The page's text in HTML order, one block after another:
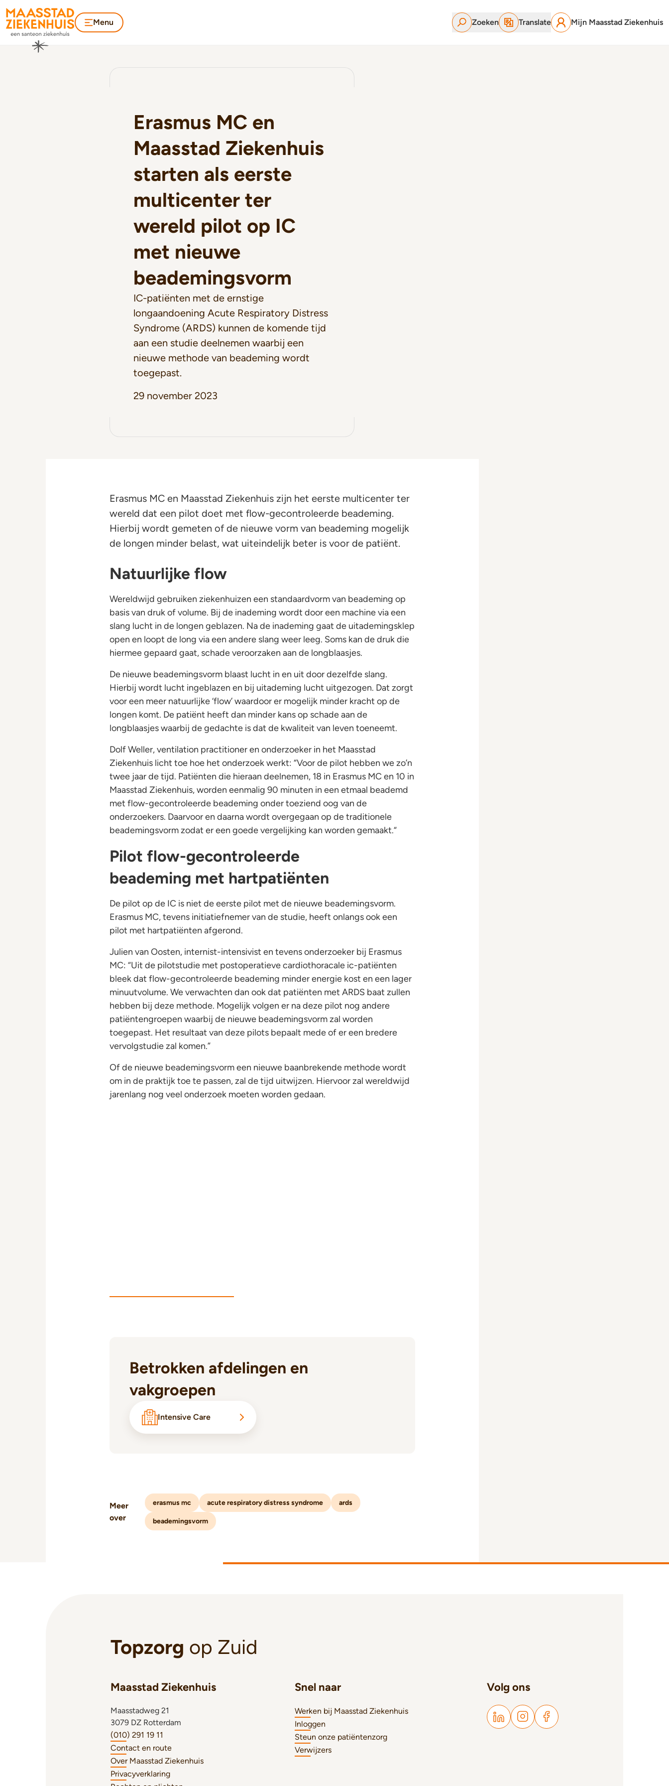
Menu Zoeken Translate Mijn Maasstad Ziekenhuis
Erasmus MC en
Maasstad Ziekenhuis
starten als eerste
multicenter ter
wereld pilot op IC
met nieuwe
beademingsvorm
IC-patiënten met de ernstige
longaandoening Acute Respiratory Distress
Syndrome (ARDS) kunnen de komende tijd
aan een studie deelnemen waarbij een
nieuwe methode van beademing wordt
toegepast.
29 november 2023
Erasmus MC en Maasstad Ziekenhuis zijn het eerste multicenter ter
wereld dat een pilot doet met flow-gecontroleerde beademing.
Hierbij wordt gemeten of de nieuwe vorm van beademing mogelijk
de longen minder belast, wat uiteindelijk beter is voor de patiënt.
Natuurlijke flow
Wereldwijd gebruiken ziekenhuizen een standaardvorm van beademing op
basis van druk of volume. Bij de inademing wordt door een machine via een
slang lucht in de longen geblazen. Na de inademing gaat de uitademingsklep
open en loopt de long via een andere slang weer leeg. Soms kan de druk die
hiermee gepaard gaat, schade veroorzaken aan de longblaasjes.
De nieuwe beademingsvorm blaast lucht in en uit door dezelfde slang.
Hierbij wordt lucht ingeblazen en bij uitademing lucht uitgezogen. Dat zorgt
voor een meer natuurlijke ‘flow’ waardoor er mogelijk minder kracht op de
longen komt. De patiënt heeft dan minder kans op schade aan de
longblaasjes waarbij de gedachte is dat de kwaliteit van leven toeneemt.
Dolf Weller, ventilation practitioner en onderzoeker in het Maasstad
Ziekenhuis licht toe hoe het onderzoek werkt: “Voor de pilot hebben we zo’n
twee jaar de tijd. Patiënten die hieraan deelnemen, 18 in Erasmus MC en 10 in
Maasstad Ziekenhuis, worden eenmalig 90 minuten in een etmaal beademd
met flow-gecontroleerde beademing onder toeziend oog van de
onderzoekers. Daarvoor en daarna wordt overgegaan op de traditionele
beademingsvorm zodat er een goede vergelijking kan worden gemaakt.“
Pilot flow-gecontroleerde
beademing met hartpatiënten
De pilot op de IC is niet de eerste pilot met de nieuwe beademingsvorm.
Erasmus MC, tevens initiatiefnemer van de studie, heeft onlangs ook een
pilot met hartpatiënten afgerond.
Julien van Oosten, internist-intensivist en tevens onderzoeker bij Erasmus
MC: “Uit de pilotstudie met postoperatieve cardiothoracale ic-patiënten
bleek dat flow-gecontroleerde beademing minder energie kost en een lager
minuutvolume. We verwachten dan ook dat patiënten met ARDS baat zullen
hebben bij deze methode. Mogelijk volgen er na deze pilot nog andere
patiëntengroepen waarbij de nieuwe beademingsvorm zal worden
toegepast. Het resultaat van deze pilots bepaalt mede of er een bredere
vervolgstudie zal komen.”
Of de nieuwe beademingsvorm een nieuwe baanbrekende methode wordt
om in de praktijk toe te passen, zal de tijd uitwijzen. Hiervoor zal wereldwijd
jarenlang nog veel onderzoek moeten worden gedaan.
Betrokken afdelingen en
vakgroepen
Intensive Care
Meer
over
erasmus mc acute respiratory distress syndrome ards
beademingsvorm
Topzorg op Zuid
Maasstad Ziekenhuis
Maasstadweg 21
3079 DZ Rotterdam
(010) 291 19 11
Contact en route
Over Maasstad Ziekenhuis
Privacyverklaring
Snel naar
Werken bij Maasstad Ziekenhuis
Inloggen
Steun onze patiëntenzorg
Verwijzers
Volg ons